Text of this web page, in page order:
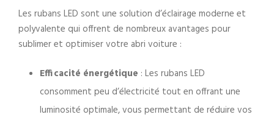
Les rubans LED sont une solution d’éclairage moderne et
polyvalente qui offrent de nombreux avantages pour
sublimer et optimiser votre abri voiture :
Efficacité énergétique : Les rubans LED
consomment peu d’électricité tout en offrant une
luminosité optimale, vous permettant de réduire vos